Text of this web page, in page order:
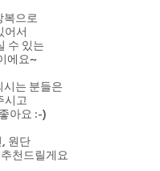
복으로
어서
수 있는
에요~
는 분들은
시고
아요 :-)
원단
천드릴게요